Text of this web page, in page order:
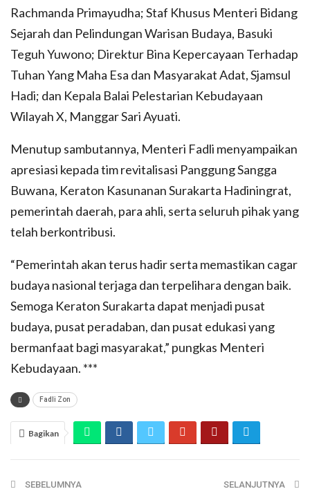
Rachmanda Primayudha; Staf Khusus Menteri Bidang
Sejarah dan Pelindungan Warisan Budaya, Basuki
Teguh Yuwono; Direktur Bina Kepercayaan Terhadap
Tuhan Yang Maha Esa dan Masyarakat Adat, Sjamsul
Hadi; dan Kepala Balai Pelestarian Kebudayaan
Wilayah X, Manggar Sari Ayuati.
Menutup sambutannya, Menteri Fadli menyampaikan
apresiasi kepada tim revitalisasi Panggung Sangga
Buwana, Keraton Kasunanan Surakarta Hadiningrat,
pemerintah daerah, para ahli, serta seluruh pihak yang
telah berkontribusi.
“Pemerintah akan terus hadir serta memastikan cagar
budaya nasional terjaga dan terpelihara dengan baik.
Semoga Keraton Surakarta dapat menjadi pusat
budaya, pusat peradaban, dan pusat edukasi yang
bermanfaat bagi masyarakat,” pungkas Menteri
Kebudayaan. ***
Fadli Zon
Bagikan
SEBELUMNYA SELANJUTNYA